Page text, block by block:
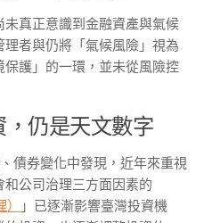
真正意識到金融資產與氣候
者與仍將「氣候風險」視為
保護」的一環，並未從風險控
仍是天文數字
債券變化中發現，近年來重視
公司治理三方面因素的
」已逐漸影響臺灣投資機